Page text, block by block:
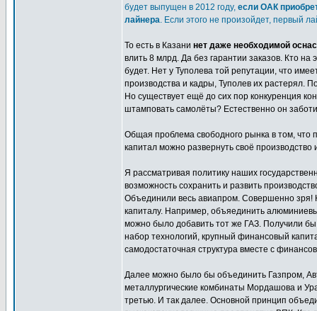
будет выпущен в 2012 году, если ОАК
лайнера. Если этого не произойдет, первый
То есть в Казани нет даже необходимой
влить 8 млрд. Да без гарантии заказов. Кто
будет. Нет у Туполева той репутации, что
производства и кадры, Туполев их растерял.
Но существует ещё до сих пор конкуренция
штамповать самолёты? Естественно он
Общая проблема свободного рынка в том, что
капитал можно развернуть своё производство
Я рассматривая политику наших
возможность сохранить и развить
Объединили весь авиапром. Совершенно
капиталу. Например, объяединить
можно было добавить тот же ГАЗ. Получили
набор технологий, крупный финансовый
самодостаточная структура вместе с
Далее можно было бы объединить Газпром,
металлургические комбинаты Мордашова и
третью. И так далее. Основной принцип